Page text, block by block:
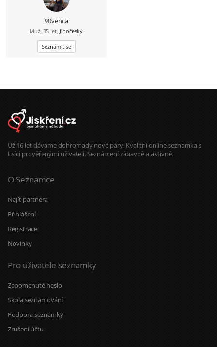
90venca
Muž, 35 let, Jihočeský
Seznámit se
Už 16 let dáváme dohromady nové páry. Kvalitní online seznamka s
tisíci prověřenými uživateli. Seznámení zábavně a aktivně.
O Seznamce
Najít partnera
Přihlášení
Registrace
Novinky
Pro uživatele seznamky
Zapomenuté heslo
Škola seznamování
Podpora seznamky
Zrušení účtu